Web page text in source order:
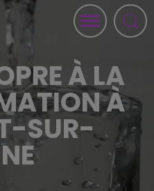
À LA
À
SUR-